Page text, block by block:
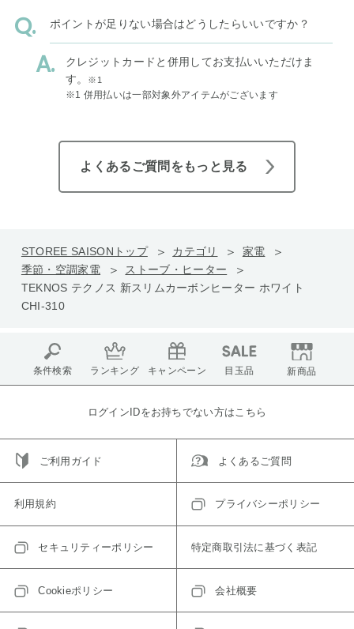
ポイントが足りない場合はどうしたらいいですか？
クレジットカードと併用してお支払いいただけま
す。
※1
※1 併用払いは一部対象外アイテムがございます
よくあるご質問をもっと見る
STOREE SAISONトップ カテゴリ
家電
季節・空調家電
ストーブ・ヒーター
TEKNOS テクノス 新スリムカーボンヒーター ホワイト
CHI-310
条件検索 ランキング キャンペーン 目玉品 新商品
ログインIDをお持ちでない方はこちら
ご利用ガイド よくあるご質問
利用規約 プライバシーポリシー
セキュリティーポリシー 特定商取引法に基づく表記
Cookieポリシー 会社概要